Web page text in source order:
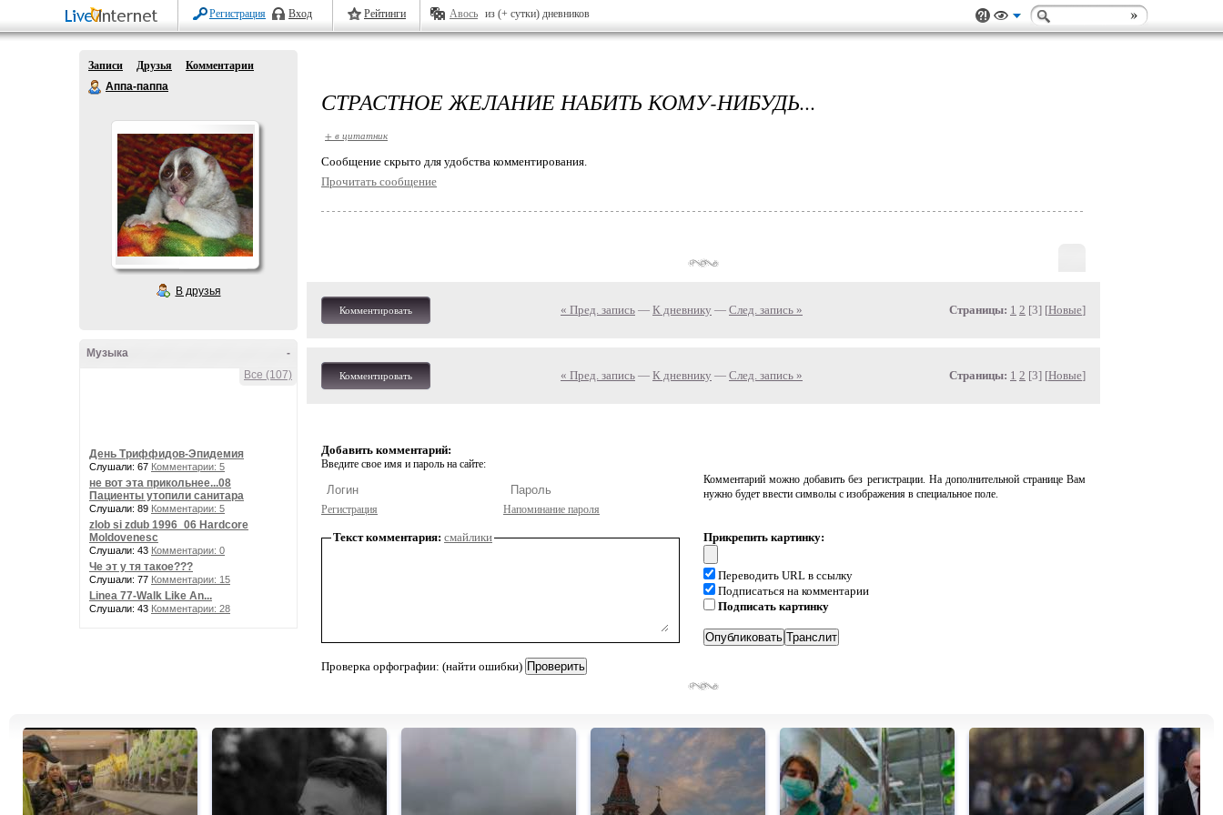
Регистрация Вход Рейтинги Авось из (+ сутки) дневников
Записи Друзья
Комментарии
Аппа-паппа
В друзья
-
Музыка
Все (107)
День Триффидов-Эпидемия
Слушали: 67 Комментарии: 5
не вот эта прикольнее...08
Пациенты утопили санитара
Слушали: 89 Комментарии: 5
zlob si zdub 1996_06 Hardcore
Moldovenesc
Слушали: 43 Комментарии: 0
Че эт у тя такое???
Слушали: 77 Комментарии: 15
Linea 77-Walk Like An...
Слушали: 43 Комментарии: 28
СТРАСТНОЕ ЖЕЛАНИЕ НАБИТЬ КОМУ-НИБУДЬ...
+ в цитатник
Cообщение скрыто для удобства комментирования.
Прочитать сообщение
Комментировать « Пред. запись — К дневнику — След. запись » Страницы: 1 2 [3] [Новые]
Комментировать « Пред. запись — К дневнику — След. запись » Страницы: 1 2 [3] [Новые]
Добавить комментарий:
Введите свое имя и пароль на сайте:
Регистрация Напоминание пароля
Комментарий можно добавить без регистрации. На дополнительной странице Вам
нужно будет ввести символы с изображения в специальное поле.
Текст комментария: смайлики
Проверка орфографии: (найти ошибки)
Прикрепить картинку:
Переводить URL в ссылку
Подписаться на комментарии
Подписать картинку